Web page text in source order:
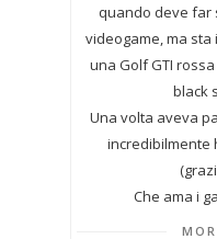
quando deve far
videogame, ma
una Golf GTI
black
Una volta aveva
incredibilmente
Che ama i